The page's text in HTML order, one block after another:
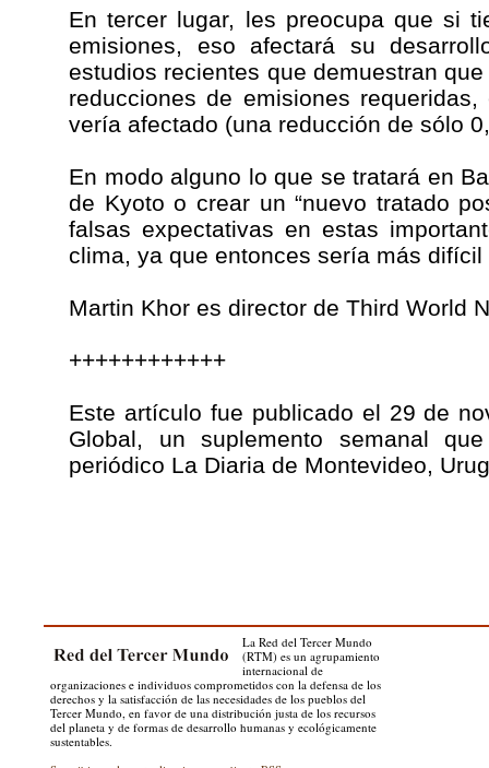
En tercer lugar, les preocupa que si
emisiones, eso afectará su
estudios recientes que demuestran
reducciones de emisiones
vería afectado (una reducción de sólo
En modo alguno lo que se tratará en
de Kyoto o crear un “nuevo tratado
falsas expectativas en estas
clima, ya que entonces sería más
Martin Khor es director de Third World
++++++++++++
Este artículo fue publicado el 29 de
Global, un suplemento semanal
periódico La Diaria de Montevideo,
La Red del Tercer Mundo
(RTM) es un agrupamiento
internacional de
organizaciones e individuos comprometidos con la defensa de los
derechos y la satisfacción de las necesidades de los pueblos del
Tercer Mundo, en favor de una distribución justa de los recursos
del planeta y de formas de desarrollo humanas y ecológicamente
sustentables.